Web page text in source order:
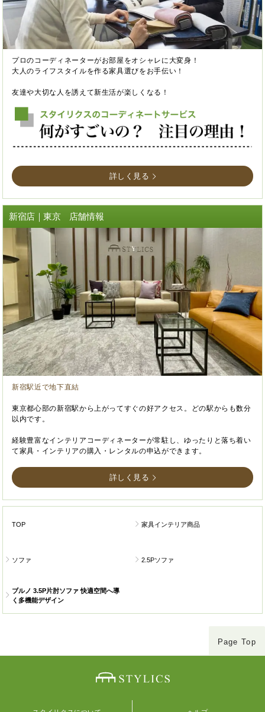
プロのコーディネーターがお部屋をオシャレに大変身！
大人のライフスタイルを作る家具選びをお手伝い！
友達や大切な人を誘えて新生活が楽しくなる！
詳しく見る
新宿店｜東京 店舗情報
新宿駅近で地下直結
東京都心部の新宿駅から上がってすぐの好アクセス。どの駅からも数分
以内です。
経験豊富なインテリアコーディネーターが常駐し、ゆったりと落ち着い
て家具・インテリアの購入・レンタルの申込ができます。
詳しく見る
TOP 家具インテリア商品
ソファ 2.5Pソファ
ブルノ 3.5P片肘ソファ 快適空間へ導
く多機能デザイン
Page Top